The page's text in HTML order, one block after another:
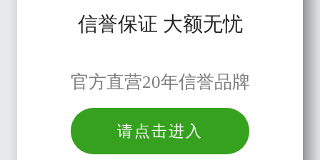
信誉保证 大额无忧
官方直营20年信誉品牌
请点击进入